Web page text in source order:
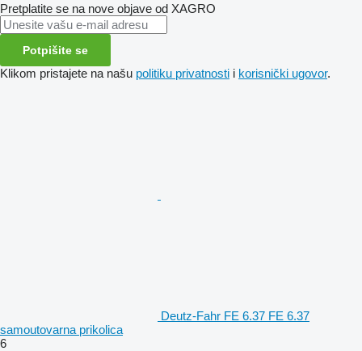
Pretplatite se na nove objave od XAGRO
Potpišite se
Klikom pristajete na našu politiku privatnosti i korisnički ugovor.
Deutz-Fahr FE 6.37 FE 6.37
samoutovarna prikolica
6